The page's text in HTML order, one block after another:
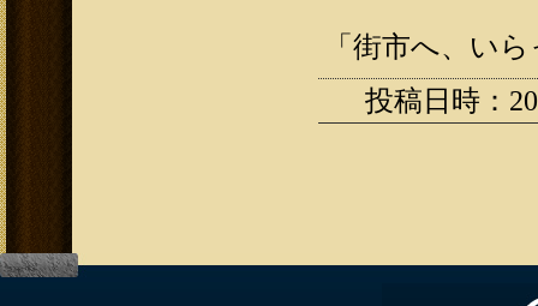
「街市へ、い
投稿日時：